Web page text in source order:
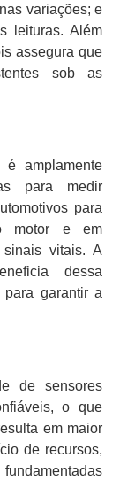
variações; e
leituras. Além
assegura que
sob as
amplamente
para medir
para
motor e em
sinais vitais. A
dessa
para garantir a
de sensores
o que
em maior
de recursos,